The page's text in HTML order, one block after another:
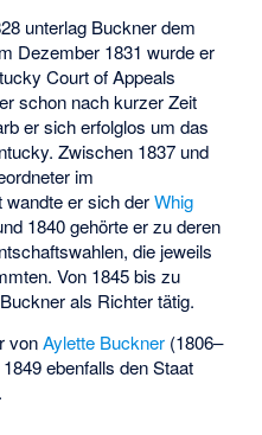
unterlag Buckner dem
Dezember 1831 wurde er
Court of Appeals
schon nach kurzer Zeit
er sich erfolglos um das
Zwischen 1837 und
im
wandte er sich derWhig
1840 gehörte er zu deren
die jeweils
Von 1845 bis zu
als Richter tätig.
vonAylette Buckner (1806–
ebenfalls den Staat